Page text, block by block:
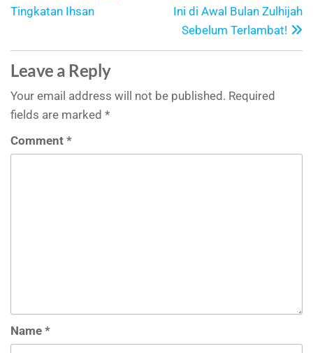
Tingkatan Ihsan
Ini di Awal Bulan Zulhijah
Sebelum Terlambat!
Leave a Reply
Your email address will not be published. Required
fields are marked *
Comment *
Name *